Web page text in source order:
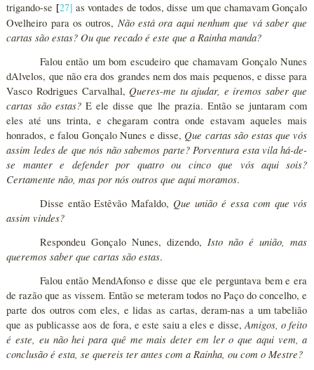
trigando-se [27] as vontades de todos, disse um que chamavam Gonçalo
Ovelheiro para os outros, Não está ora aqui nenhum que vá saber que
cartas são estas? Ou que recado é este que a Rainha manda?
Falou então um bom escudeiro que chamavam Gonçalo Nunes
dAlvelos, que não era dos grandes nem dos mais pequenos, e disse para
Vasco Rodrigues Carvalhal, Queres-me tu ajudar, e iremos saber que
cartas são estas?E ele disse que lhe prazia. Então se juntaram com
eles até uns trinta, e chegaram contra onde estavam aqueles mais
honrados, e falou Gonçalo Nunes e disse, Que cartas são estas que vós
assim ledes de que nós não sabemos parte? Porventura esta vila há-de-
se manter e defender por quatro ou cinco que vós aqui sois?
Certamente não, mas por nós outros que aqui moramos.
Disse então Estêvão Mafaldo, Que união é essa com que vós
assim vindes?
Respondeu Gonçalo Nunes, dizendo,Isto não é união, mas
queremos saber que cartas são estas.
Falou então MendAfonso e disse que ele perguntava bem e era
de razão que as vissem. Então se meteram todos no Paço do concelho, e
parte dos outros com eles, e lidas as cartas, deram-nas a um tabelião
que as publicasse aos de fora, e este saiu a eles e disse,Amigos, o feito
é este, eu não hei para quê me mais deter em ler o que aqui vem, a
conclusão é esta, se quereis ter antes com a Rainha, ou com o Mestre?